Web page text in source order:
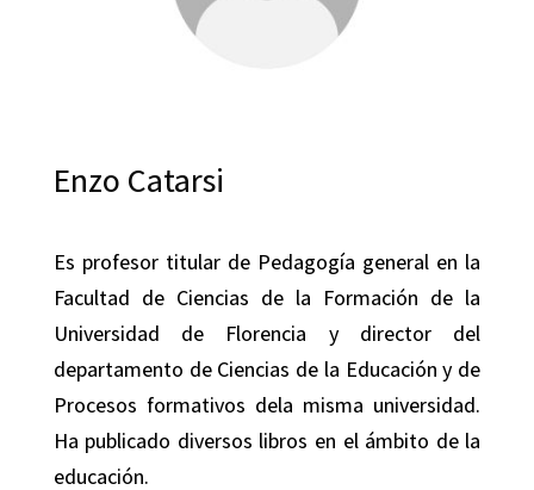
Enzo Catarsi
Es profesor titular de Pedagogía general en la
Facultad de Ciencias de la Formación de la
Universidad de Florencia y director del
departamento de Ciencias de la Educación y de
Procesos formativos dela misma universidad.
Ha publicado diversos libros en el ámbito de la
educación.